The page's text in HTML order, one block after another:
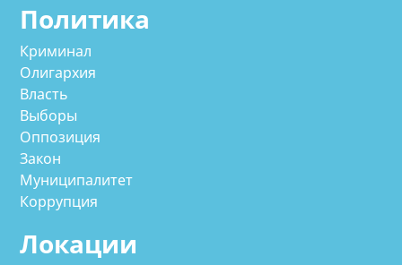
Политика
Криминал
Олигархия
Власть
Выборы
Оппозиция
Закон
Муниципалитет
Коррупция
Локации